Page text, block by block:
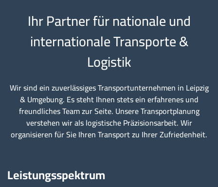
Ihr Partner für nationale und
internationale Transporte &
Logistik
Wir sind ein zuverlässiges Transportunternehmen in Leipzig
& Umgebung. Es steht Ihnen stets ein erfahrenes und
freundliches Team zur Seite. Unsere Transportplanung
verstehen wir als logistische Präzisionsarbeit. Wir
organisieren für Sie Ihren Transport zu Ihrer Zufriedenheit.
Leistungsspektrum